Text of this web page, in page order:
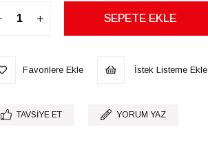
Favorilere Ekle İstek Listeme Ekle
TAVSIYE ET YORUM YAZ